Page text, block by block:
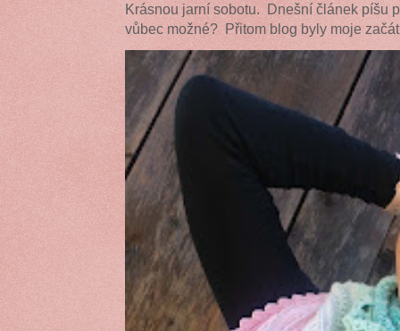
Krásnou jarní sobotu. Dnešní článek píšu
vůbec možné? Přitom blog byly moje